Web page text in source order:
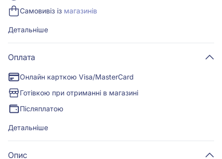
Самовивіз із магазинів
Детальніше
Оплата
Онлайн карткою Visa/MasterCard
Готівкою при отриманні в магазині
Післяплатою
Детальніше
Опис